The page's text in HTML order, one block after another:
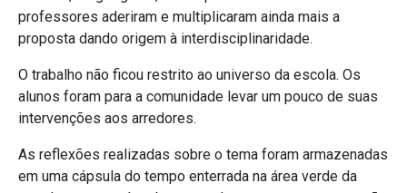
professores aderiram e multiplicaram ainda mais a
proposta dando origem à interdisciplinaridade.
O trabalho não ficou restrito ao universo da escola. Os
alunos foram para a comunidade levar um pouco de suas
intervenções aos arredores.
As reflexões realizadas sobre o tema foram armazenadas
em uma cápsula do tempo enterrada na área verde da